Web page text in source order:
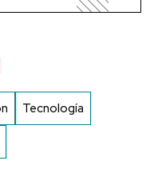
Tecnología